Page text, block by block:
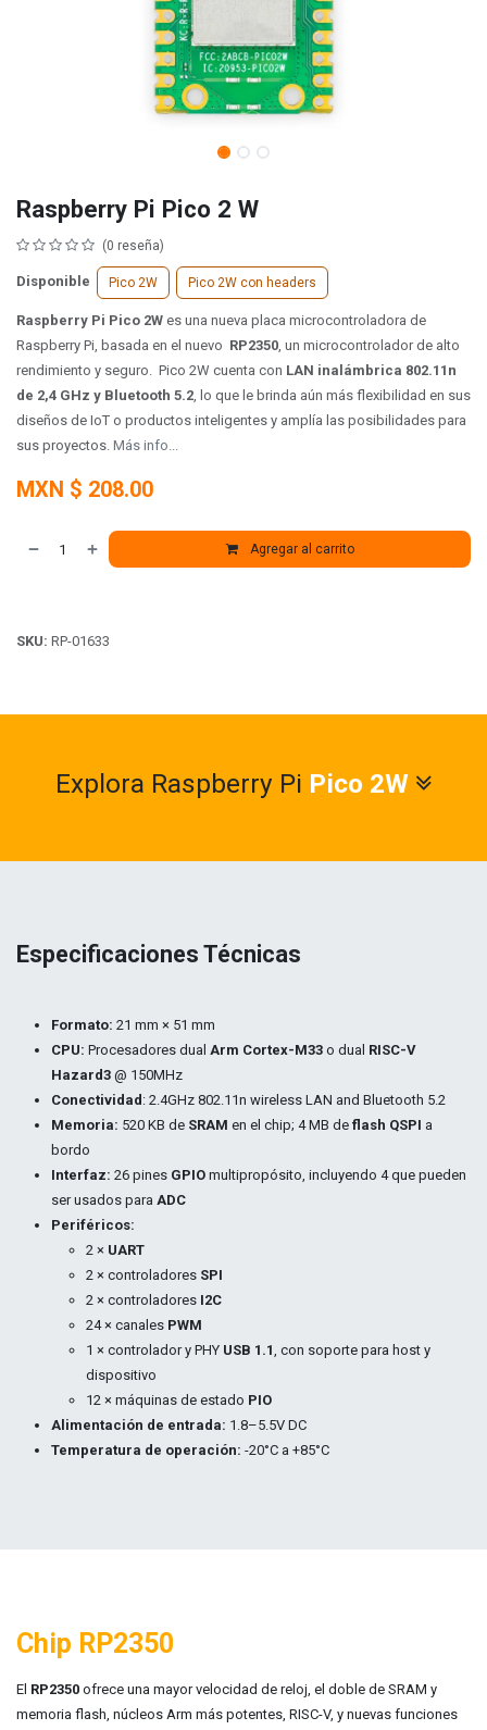
Raspberry Pi Pico 2 W
(0 reseña)
Disponible Pico 2W Pico 2W con headers
Raspberry Pi Pico 2W es una nueva placa microcontroladora de
Raspberry Pi, basada en el nuevo RP2350, un microcontrolador de alto
rendimiento y seguro. Pico 2W cuenta con LAN inalámbrica 802.11n
de 2,4 GHz y Bluetooth 5.2, lo que le brinda aún más flexibilidad en sus
diseños de IoT o productos inteligentes y amplía las posibilidades para
sus proyectos. Más info...
MXN $ 208.00
Agregar al carrito
SKU: RP-01633
Explora Raspberry Pi Pico 2W​
Especificaciones Técnicas
Formato: 21 mm × 51 mm
CPU: Procesadores dual Arm Cortex-M33 o dual RISC-V
Hazard3 @ 150MHz
Conectividad : 2.4GHz 802.11n wireless LAN and Bluetooth 5.2
Memoria: 520 KB de SRAM en el chip; 4 MB de flash QSPI a
bordo
Interfaz: 26 pines GPIO multipropósito, incluyendo 4 que pueden
ser usados para ADC
Periféricos:
2 × UART
2 × controladores SPI
2 × controladores I2C
24 × canales PWM
1 × controlador y PHY USB 1.1, con soporte para host y
dispositivo
12 × máquinas de estado PIO
Alimentación de entrada: 1.8–5.5V DC
Temperatura de operación: -20°C a +85°C
Chip RP2350
El RP2350 ofrece una mayor velocidad de reloj, el doble de SRAM y
memoria flash, núcleos Arm más potentes, RISC-V, y nuevas funciones